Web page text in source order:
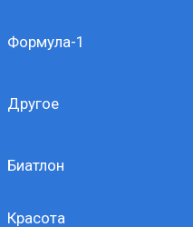
Формула-1
Другое
Биатлон
Красота